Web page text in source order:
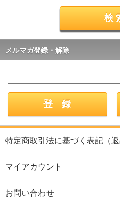
メルマガ登録・解除
特定商取引法に基づく表記（返
マイアカウント
お問い合わせ